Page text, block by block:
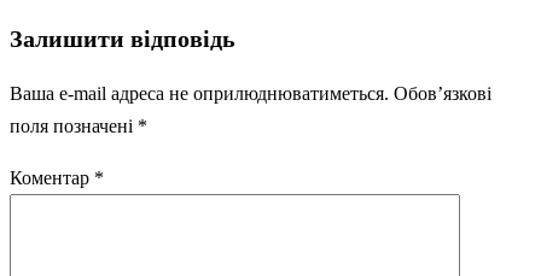
Залишити відповідь
Ваша e-mail адреса не оприлюднюватиметься. Обов’язкові
поля позначені *
Коментар *